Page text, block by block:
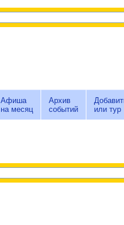
Афиша
на месяц
Архив
событий
или тур